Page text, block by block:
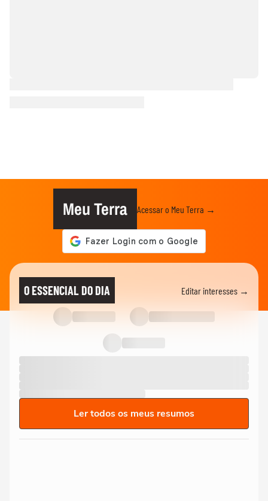
Meu Terra Acessar o Meu Terra →
O ESSENCIAL DO DIA Editar interesses →
Ler todos os meus resumos